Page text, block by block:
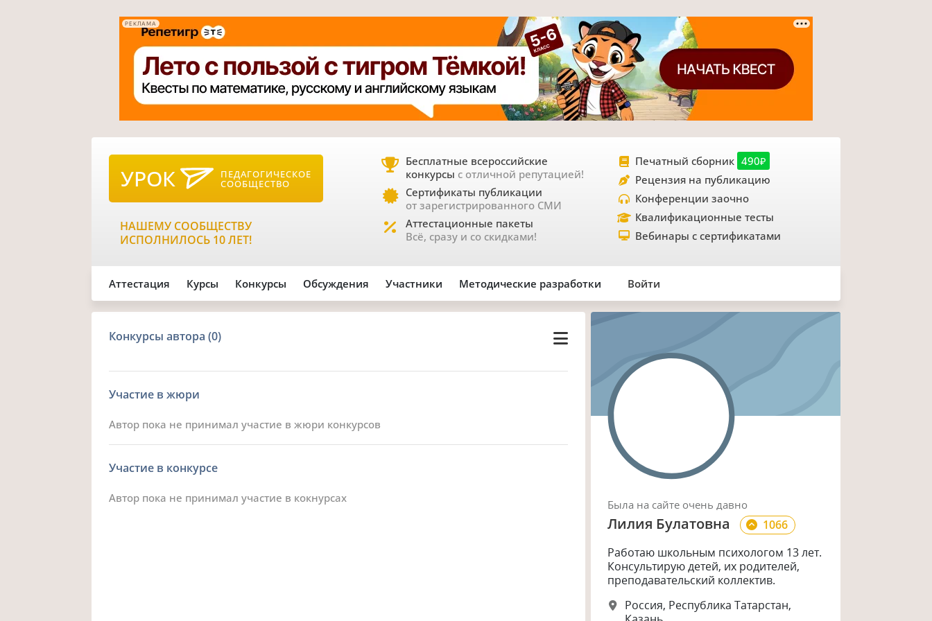
РЕКЛАМА
УРОК ПЕДАГОГИЧЕСКОЕ
СООБЩЕСТВО
НАШЕМУ СООБЩЕСТВУ
ИСПОЛНИЛОСЬ 10 ЛЕТ!
Бесплатные всероссийские
конкурсы с отличной репутацией!
Сертификаты публикации
от зарегистрированного СМИ
Аттестационные пакеты
Всё, сразу и со скидками!
Печатный сборник 490₽
Рецензия на публикацию
Конференции заочно
Квалификационные тесты
Вебинары с сертификатами
Аттестация Курсы Конкурсы Обсуждения Участники Методические разработки Войти
Конкурсы автора(0)
Участие в жюри
Автор пока не принимал участие в жюри конкурсов
Участие в конкурсе
Автор пока не принимал участие в кокнурсах
Была на сайте очень давно
Лилия Булатовна
1066
Работаю школьным психологом 13 лет.
Консультирую детей, их родителей,
преподавательский коллектив.
Россия, Республика Татарстан,